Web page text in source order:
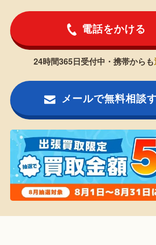
電話をかける
24時間365日受付中・携帯からも
メールで無料相談